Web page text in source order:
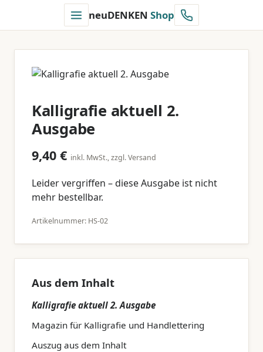
neuDENKEN Shop
Kalligrafie aktuell 2.
Ausgabe
9,40 € inkl. MwSt., zzgl. Versand
Leider vergriffen – diese Ausgabe ist nicht
mehr bestellbar.
Artikelnummer: HS-02
Aus dem Inhalt
Kalligrafie aktuell 2. Ausgabe
Magazin für Kalligrafie und Handlettering
Auszug aus dem Inhalt